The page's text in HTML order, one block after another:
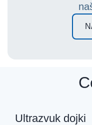
Ultrazvuk dojki